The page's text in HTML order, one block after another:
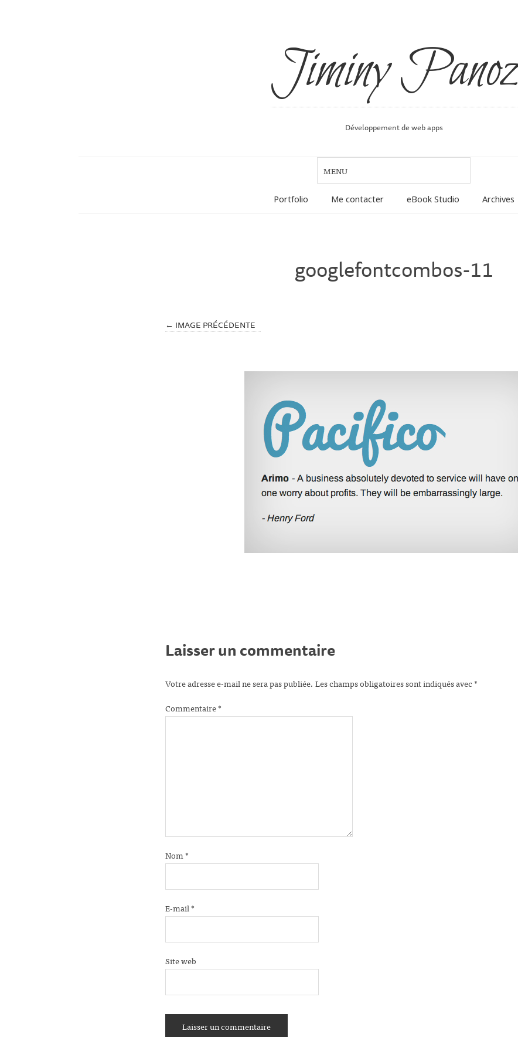
Jiminy Panoz
Développement de web apps
Portfolio Me contacter eBook Studio Archives
googlefontcombos-11
← IMAGE PRÉCÉDENTE
Laisser un commentaire
Votre adresse e-mail ne sera pas publiée. Les champs obligatoires sont indiqués avec*
Commentaire*
Nom*
E-mail*
Site web